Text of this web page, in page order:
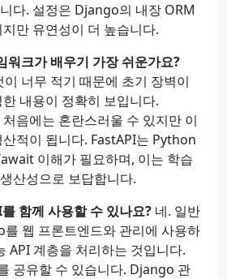
다. 설정은 Django의 내장 ORM
만 유연성이 더 높습니다.
크가 배우기 가장 쉬운가요?
너무 적기 때문에 초기 장벽이
내용이 정확히 보입니다.
음에는 혼란스러울 수 있지만 이
적이 됩니다. FastAPI는 Python
이해가 필요하며, 이는 학습
산성으로 보답합니다.
함께 사용할 수 있나요? 네. 일반
웹 프론트엔드와 관리에 사용하
API 계층을 처리하는 것입니다.
공유할 수 있습니다. Django 관